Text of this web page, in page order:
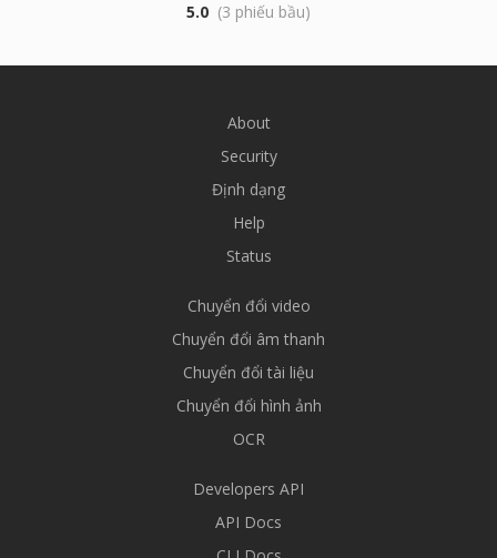
5.0 (3 phiếu bầu)
About
Security
Định dạng
Help
Status
Chuyển đổi video
Chuyển đổi âm thanh
Chuyển đổi tài liệu
Chuyển đổi hình ảnh
OCR
Developers API
API Docs